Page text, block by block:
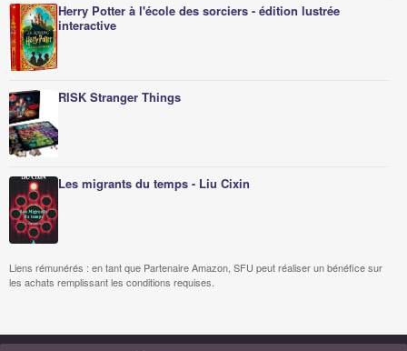
Herry Potter à l'école des sorciers - édition lustrée
interactive
RISK Stranger Things
Les migrants du temps - Liu Cixin
Liens rémunérés : en tant que Partenaire Amazon, SFU peut réaliser un bénéfice sur
les achats remplissant les conditions requises.